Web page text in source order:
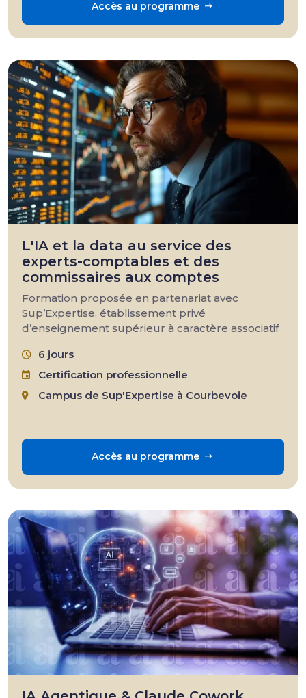
Accès au programme
L'IA et la data au service des
experts-comptables et des
commissaires aux comptes
Formation proposée en partenariat avec
Sup’Expertise, établissement privé
d’enseignement supérieur à caractère associatif
6 jours
Certification professionnelle
Campus de Sup'Expertise à Courbevoie
Accès au programme